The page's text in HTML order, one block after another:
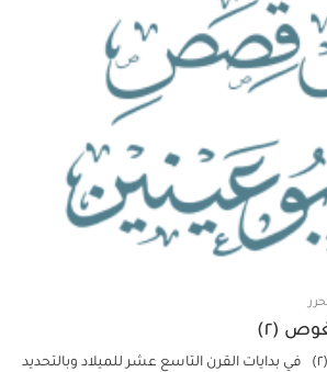
(٢)
المسحل وإمارة الغوص (٢) في بدايات القرن التاسع عشر للميلاد وبالتحديد